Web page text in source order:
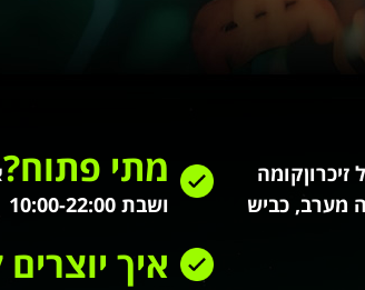
זיכרוןקומה
מערב, כביש
מתי פתוח?
ושבת 10:00-22:00
איך